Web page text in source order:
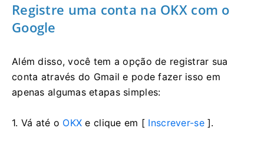
Registre uma conta na OKX com o
Google
Além disso, você tem a opção de registrar sua
conta através do Gmail e pode fazer isso em
apenas algumas etapas simples:
1. Vá até o OKX e clique em [ Inscrever-se].